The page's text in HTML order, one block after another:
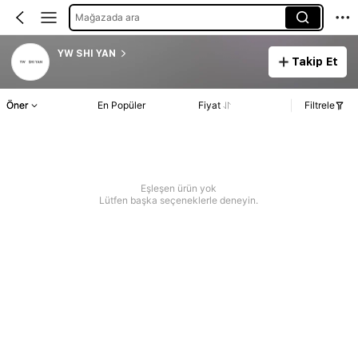
Mağazada ara
YW SHI YAN
Takip Et
Öner En Popüler Fiyat Filtrele
Eşleşen ürün yok
Lütfen başka seçeneklerle deneyin.